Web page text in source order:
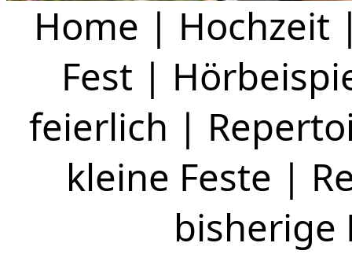
Home | Hochzeit
Fest |
feierlich |
kleine Feste |
bisherige